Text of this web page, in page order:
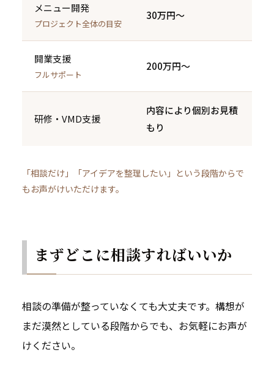
メニュー開発
プロジェクト全体の目安
30万円〜
開業支援
フルサポート
200万円〜
研修・VMD支援
内容により個別お見積
もり
「相談だけ」「アイデアを整理したい」という段階からで
もお声がけいただけます。
まずどこに相談すればいいか
相談の準備が整っていなくても大丈夫です。構想が
まだ漠然としている段階からでも、お気軽にお声が
けください。